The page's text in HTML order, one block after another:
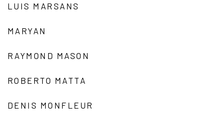
LUIS MARSANS
MARYAN
RAYMOND MASON
ROBERTO MATTA
DENIS MONFLEUR